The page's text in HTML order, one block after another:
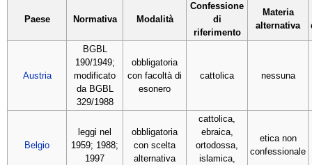
Paese Normativa Modalità
Confessione
di
riferimento
Materia
alternativa
Austria
BGBL
190/1949;
modificato
da BGBL
329/1988
obbligatoria
con facoltà di
esonero
cattolica nessuna
Belgio
leggi nel
1959; 1988;
1997
obbligatoria
con scelta
alternativa
cattolica,
ebraica,
ortodossa,
islamica,
etica non
confessionale